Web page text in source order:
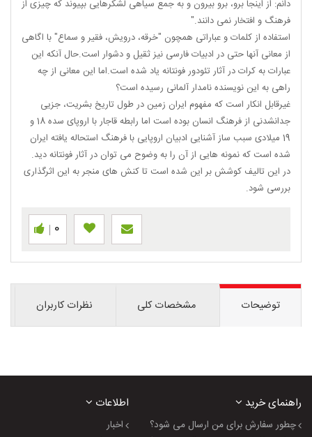
دانم: از اینجا برو، برو بیرون و به جمع سیاهی لشکرهایی بپیوند که چیزی از
فرهنگ و افتخار نمی دانند."
استفاده از کلمات و عباراتی همچون "خرقه، درویش، فقیر و سماع" با اگاهی
از معانی آنها حتی در ادبیات فارسی نیز ثقیل و دشوار است.حال آنکه این
عبارات به کرات در آثار تئودور فونتانه یاد شده است.اما این معانی از چه
راهی به این نویسنده نامدار آلمانی رسیده است؟
غیرقابل انکار است که مفهوم ایران زمین در طول تاریخ بشریت، جزیی
جدانشدنی از فرهنگ انسان بوده است اما رابطه قاجار با اروپای سده 18 و
19 میلادی سبب ساز آشنایی ادبیان اروپایی با فرهنگ استحاله یافته ایران
شده است که نمونه هایی از آن را به وضوح می توان در آثار فونتانه دید.
در این تالیف کوشش بر این شده است تا کنش های منجر به این اثرگذاری
بررسی شود.
0
توضیحات مشخصات کلی نظرات کاربران
راهنمای خرید
چطور سفارش برای من ارسال می شود؟
اطلاعات
اخبار